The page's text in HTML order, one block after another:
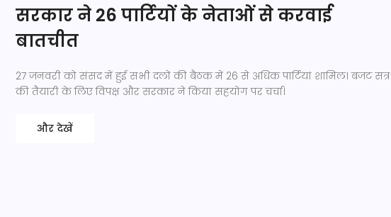
सरकार ने 26 पार्टियों के नेताओं से करवाई
बातचीत
27 जनवरी को संसद में हुई सभी दलों की बैठक में 26 से अधिक पार्टियां शामिल। बजट सत्र
की तैयारी के लिए विपक्ष और सरकार ने किया सहयोग पर चर्चा।
और देखें